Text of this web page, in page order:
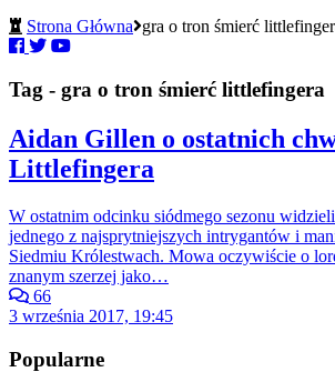
Strona Główna gra o tron śmierć
Tag - gra o tron śmierć littlefingera
Aidan Gillen o ostatnich
Littlefingera
W ostatnim odcinku siódmego sezonu
jednego z najsprytniejszych intrygantów i
Siedmiu Królestwach. Mowa oczywiście o
znanym szerzej jako…
66
3 września 2017, 19:45
Popularne